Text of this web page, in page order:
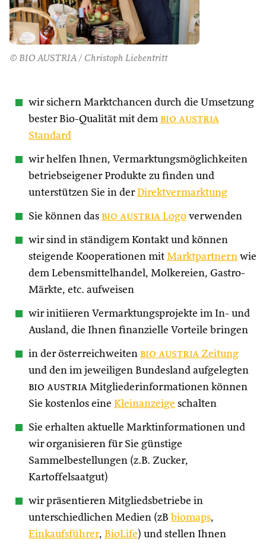
© BIO AUSTRIA / Christoph Liebentritt
wir sichern Marktchancen durch die Umsetzung
bester Bio-Qualität mit dem bio austria
Standard
wir helfen Ihnen, Vermarktungsmöglichkeiten
betriebseigener Produkte zu finden und
unterstützen Sie in derDirektvermarktung
Sie können das bio austria Logo verwenden
wir sind in ständigem Kontakt und können
steigende Kooperationen mit Marktpartnern wie
dem Lebensmittelhandel, Molkereien, Gastro-
Märkte, etc. aufweisen
wir initiieren Vermarktungsprojekte im In- und
Ausland, die Ihnen finanzielle Vorteile bringen
in der österreichweiten bio austria Zeitung
und den im jeweiligen Bundesland aufgelegten
bio austria Mitgliederinformationen können
Sie kostenlos eine Kleinanzeige schalten
Sie erhalten aktuelle Marktinformationen und
wir organisieren für Sie günstige
Sammelbestellungen (z.B. Zucker,
Kartoffelsaatgut)
wir präsentieren Mitgliedsbetriebe in
unterschiedlichen Medien (zB biomaps,
Einkaufsführer, BioLife) und stellen Ihnen